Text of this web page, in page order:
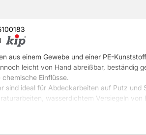
aus einem Gewebe und einer PE-
leicht von Hand abreißbar, beständig
Einflüsse.
sind ideal für Abdeckarbeiten auf Putz und
wasserdichtem Versiegeln
hat Einfluss auf die mechanischen